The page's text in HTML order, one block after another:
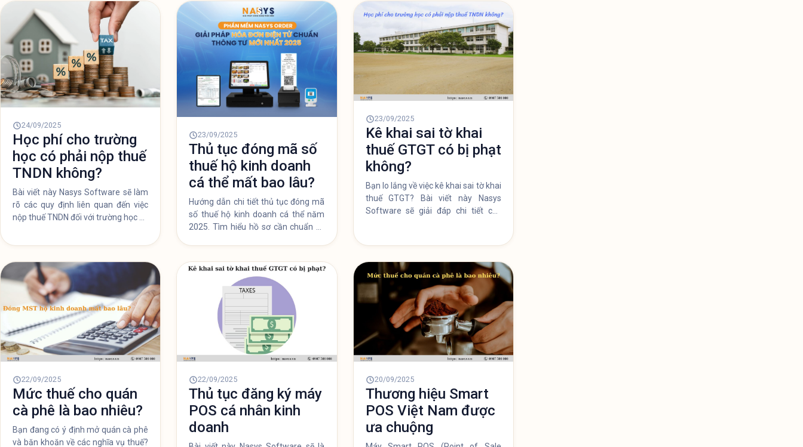
24/09/2025
Học phí cho trường
học có phải nộp thuế
TNDN không?
Bài viết này Nasys Software sẽ làm
rõ các quy định liên quan đến việc
nộp thuế TNDN đối với trường học có
23/09/2025
Thủ tục đóng mã số
thuế hộ kinh doanh
cá thể mất bao lâu?
Hướng dẫn chi tiết thủ tục đóng mã
số thuế hộ kinh doanh cá thể năm
2025. Tìm hiểu hồ sơ cần chuẩn bị,
online được không.
23/09/2025
Kê khai sai tờ khai
thuế GTGT có bị phạt
không?
Bạn lo lắng về việc kê khai sai tờ khai
thuế GTGT? Bài viết này Nasys
Software sẽ giải đáp chi tiết các
ý quan trọng để bạn kê khai đúng và
đủ, tránh rủi ro pháp lý không đáng
có.
22/09/2025
Mức thuế cho quán
cà phê là bao nhiêu?
Bạn đang có ý định mở quán cà phê
và băn khoăn về các nghĩa vụ thuế?
22/09/2025
Thủ tục đăng ký máy
POS cá nhân kinh
doanh
20/09/2025
Thương hiệu Smart
POS Việt Nam được
ưa chuộng